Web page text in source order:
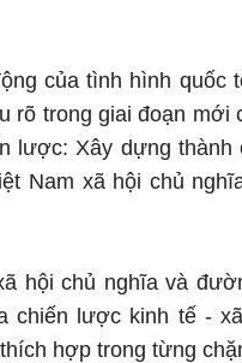
của tình hình quốc
rõ trong giai đoạn mới
lược: Xây dựng thành
Nam xã hội chủ
hội chủ nghĩa và
chiến lược kinh tế -
hợp trong từng